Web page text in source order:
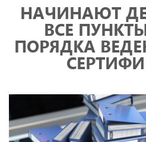
НАЧИНАЮТ
ВСЕ
ПОРЯДКА